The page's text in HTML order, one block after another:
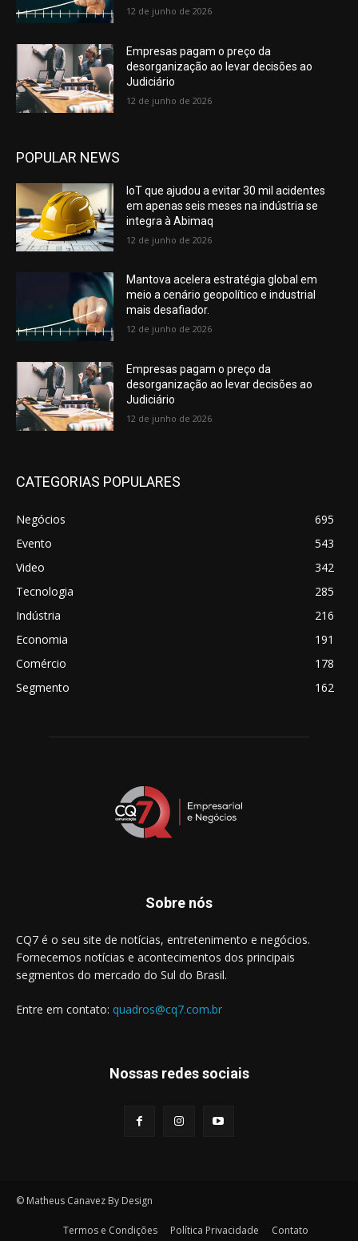
12 de junho de 2026
Empresas pagam o preço da
desorganização ao levar decisões ao
Judiciário
12 de junho de 2026
POPULAR NEWS
IoT que ajudou a evitar 30 mil acidentes
em apenas seis meses na indústria se
integra à Abimaq
12 de junho de 2026
Mantova acelera estratégia global em
meio a cenário geopolítico e industrial
mais desafiador.
12 de junho de 2026
Empresas pagam o preço da
desorganização ao levar decisões ao
Judiciário
12 de junho de 2026
CATEGORIAS POPULARES
Negócios
695
Evento
543
Video
342
Tecnologia
285
Indústria
216
Economia
191
Comércio
178
Segmento
162
Sobre nós
CQ7 é o seu site de notícias, entretenimento e negócios.
Fornecemos notícias e acontecimentos dos principais
segmentos do mercado do Sul do Brasil.
Entre em contato: quadros@cq7.com.br
Nossas redes sociais
© Matheus Canavez By Design
Termos e Condições Política Privacidade Contato